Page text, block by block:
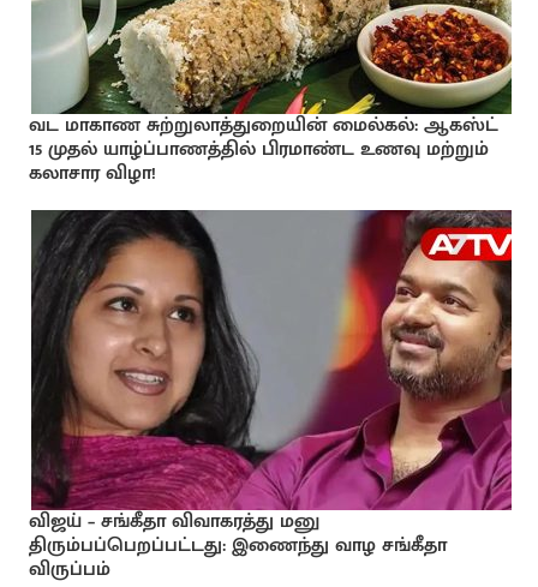
வட மாகாண சுற்றுலாத்துறையின் மைல்கல்: ஆகஸ்ட்
15 முதல் யாழ்ப்பாணத்தில் பிரமாண்ட உணவு மற்றும்
கலாசார விழா!
விஜய் – சங்கீதா விவாகரத்து மனு
திரும்பப்பெறப்பட்டது: இணைந்து வாழ சங்கீதா
விருப்பம்